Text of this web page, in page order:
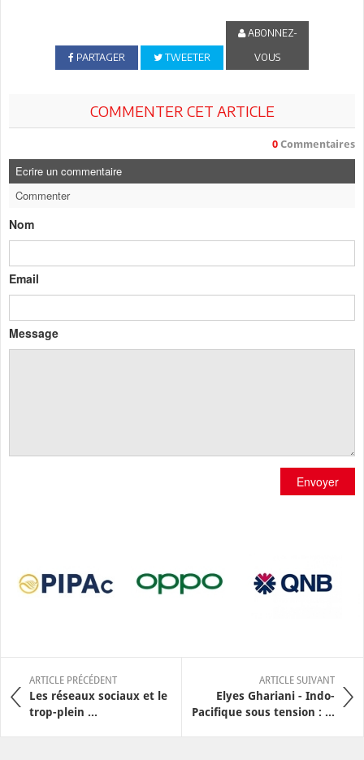
PARTAGER TWEETER
ABONNEZ-
VOUS
COMMENTER CET ARTICLE
0 Commentaires
Ecrire un commentaire
Commenter
Nom
Email
Message
Envoyer
ARTICLE PRÉCÉDENT
Les réseaux sociaux et le
trop-plein ...
ARTICLE SUIVANT
Elyes Ghariani - Indo-
Pacifique sous tension : ...